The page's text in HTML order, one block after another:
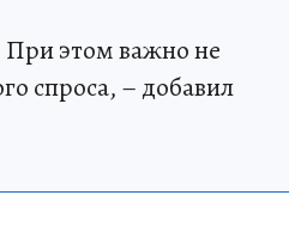
При этом важно не
спроса, – добавил